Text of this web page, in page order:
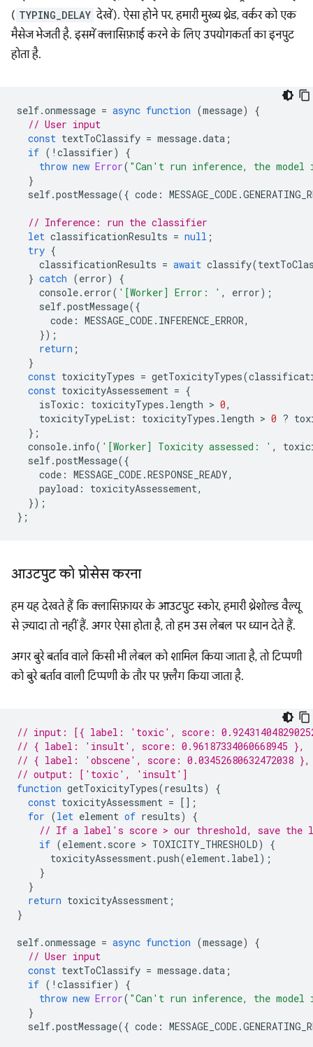
( TYPING_DELAY देखें). ऐसा होने पर, हमारी मुख्य थ्रेड, वर्कर को एक
मैसेज भेजती है. इसमें क्लासिफ़ाई करने के लिए उपयोगकर्ता का इनपुट
होता है.
self.onmessage = async function (message)
{
// User input
const textToClassify = message.data ;
if ( ! classifier)
{
throw new Error( "Can't run inference, the
}
self.postMessage({ code : MESSAGE_CODE .
// Inference: run the classifier
let classificationResults = null ;
try {
classificationResults = await classify(
} catch (error)
{
console. error( '[Worker] Error: ' , error);
self.postMessage({
code : MESSAGE_CODE . INFERENCE_ERROR,
});
return ;
}
const toxicityTypes = getToxicityTypes(
const toxicityAssessement = {
isToxic : toxicityTypes . length > 0,
toxicityTypeList : toxicityTypes . length > 0 ?
};
console. info( '[Worker] Toxicity assessed: ' ,
self.postMessage({
code : MESSAGE_CODE .RESPONSE_READY,
payload : toxicityAssessement,
});
};
आउटपुट को प्रोसेस करना
हम यह देखते हैं कि क्लासिफ़ायर के आउटपुट स्कोर, हमारी थ्रेशोल्ड वैल्यू
से ज़्यादा तो नहीं हैं. अगर ऐसा होता है, तो हम उस लेबल पर ध्यान देते हैं.
अगर बुरे बर्ताव वाले किसी भी लेबल को शामिल किया जाता है, तो टिप्पणी
को बुरे बर्ताव वाली टिप्पणी के तौर पर फ़्लैग किया जाता है.
// input: [{ label: 'toxic', score:
// { label: 'insult', score: 0.96187334060668945 },
// { label: 'obscene', score: 0.03452680632472038
// output: ['toxic', 'insult']
function getToxicityTypes(results)
{
const toxicityAssessment =
[];
for (let element of results)
{
// If a label's score > our threshold, save the
if (element. score > TOXICITY_THRESHOLD)
{
toxicityAssessment.push(element. label);
}
}
return toxicityAssessment ;
}
self.onmessage = async function (message)
{
// User input
const textToClassify = message.data ;
if ( ! classifier)
{
throw new Error( "Can't run inference, the
}
self.postMessage({ code : MESSAGE_CODE .